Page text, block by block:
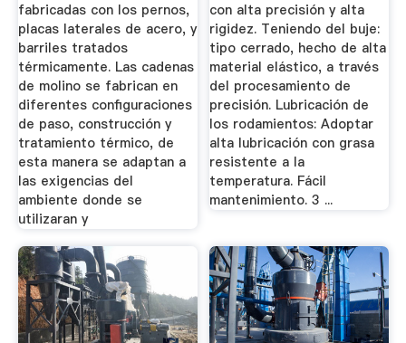
fabricadas con los pernos,
placas laterales de acero, y
barriles tratados
térmicamente. Las cadenas
de molino se fabrican en
diferentes configuraciones
de paso, construcción y
tratamiento térmico, de
esta manera se adaptan a
las exigencias del
ambiente donde se
utilizaran y
con alta precisión y alta
rigidez. Teniendo del buje:
tipo cerrado, hecho de alta
material elástico, a través
del procesamiento de
precisión. Lubricación de
los rodamientos: Adoptar
alta lubricación con grasa
resistente a la
temperatura. Fácil
mantenimiento. 3 ...